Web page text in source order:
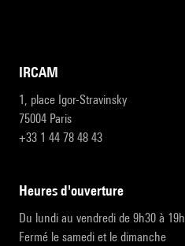
IRCAM
1, place Igor-Stravinsky
75004 Paris
+33 1 44 78 48 43
heures d'ouverture
Du lundi au vendredi de 9h30 à 19h
Fermé le samedi et le dimanche